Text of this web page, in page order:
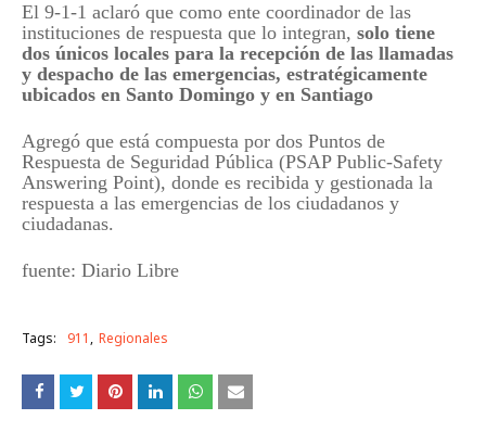
El 9-1-1 aclaró que como ente coordinador de las
instituciones de respuesta que lo integran, solo tiene
dos únicos locales para la recepción de las llamadas
y despacho de las emergencias, estratégicamente
ubicados en Santo Domingo y en Santiago
Agregó que está compuesta por dos Puntos de
Respuesta de Seguridad Pública (PSAP Public-Safety
Answering Point), donde es recibida y gestionada la
respuesta a las emergencias de los ciudadanos y
ciudadanas.
fuente: Diario Libre
Tags: 911 Regionales